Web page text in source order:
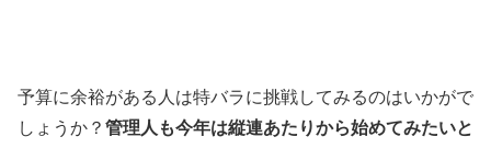
予算に余裕がある人は特バラに挑戦してみるのはいかがで
しょうか？ 管理人も今年は縦連あたりから始めてみたいと